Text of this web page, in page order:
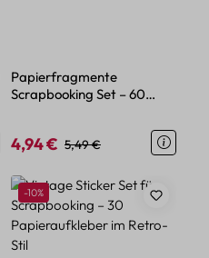
Papierfragmente
Scrapbooking Set – 60
Verkaufspreis:
4,94 € Regulärer Preis:
5,49 €
Rabatt
-10%